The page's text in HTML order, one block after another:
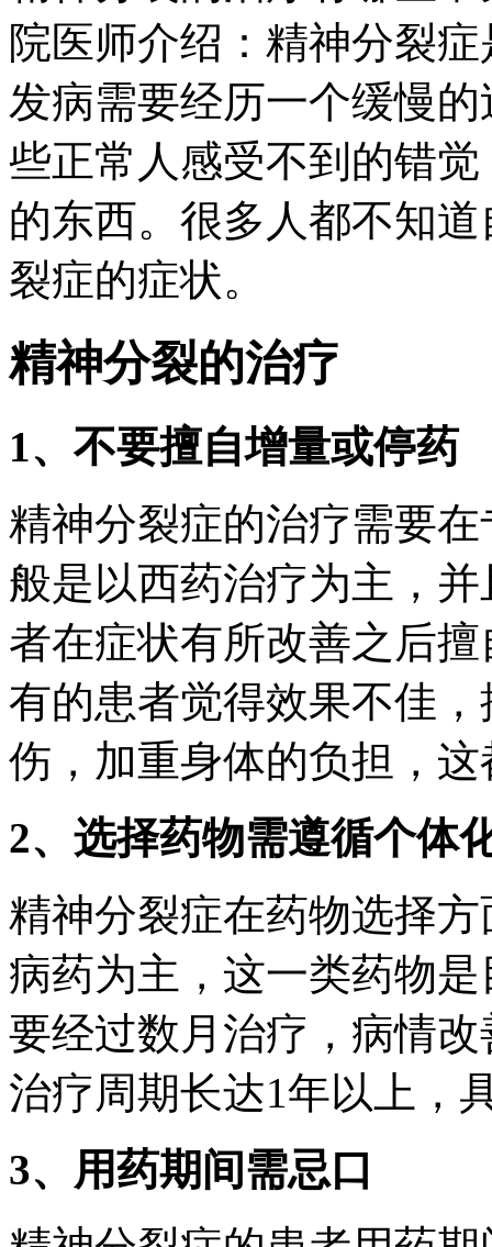
院医师介绍：精神分裂
发病需要经历一个缓慢
些正常人感受不到的错
的东西。很多人都不知
裂症的症状。
精神分裂的治疗
1、不要擅自增量或停药
精神分裂症的治疗需要
般是以西药治疗为主，
者在症状有所改善之后
有的患者觉得效果不佳
伤，加重身体的负担，
2、选择药物需遵循个体
精神分裂症在药物选择
病药为主，这一类药物
要经过数月治疗，病情
治疗周期长达1年以上，
3、用药期间需忌口